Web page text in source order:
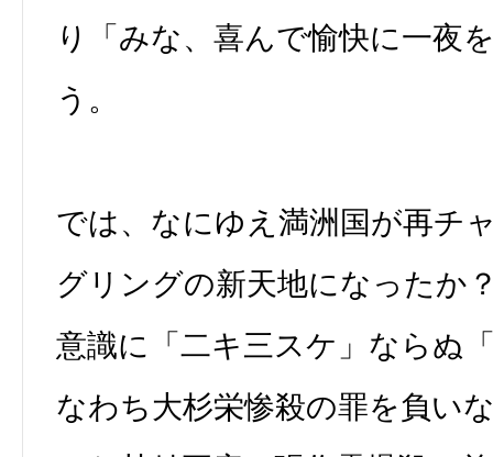
り「みな、喜んで愉快に一夜
う。
では、なにゆえ満洲国が再チ
グリングの新天地になったか
意識に「二キ三スケ」ならぬ
なわち大杉栄惨殺の罪を負い